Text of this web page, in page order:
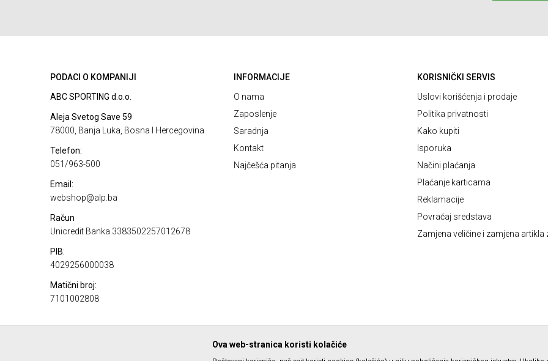
PODACI O KOMPANIJI
ABC SPORTING d.o.o.
Aleja Svetog Save 59
78000, Banja Luka, Bosna I Hercegovina
Telefon:
051/963-500
Email:
webshop@alp.ba
Račun
Unicredit Banka 3383502257012678
PIB:
4029256000038
Matični broj:
7101002808
INFORMACIJE
O nama
Zaposlenje
Saradnja
Kontakt
Najčešća pitanja
KORISNIČKI SERVIS
Uslovi korišćenja i prodaje
Politika privatnosti
Kako kupiti
Isporuka
Načini plaćanja
Plaćanje karticama
Reklamacije
Povraćaj sredstava
Zamjena veličine i zamjena artikla
Ova web-stranica koristi kolačiće